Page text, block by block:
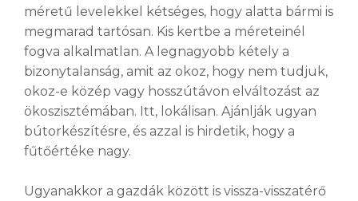
méretű levelekkel kétséges, hogy alatta bármi is
megmarad tartósan. Kis kertbe a méreteinél
fogva alkalmatlan. A legnagyobb kétely a
bizonytalanság, amit az okoz, hogy nem tudjuk,
okoz-e közép vagy hosszútávon elváltozást az
ökoszisztémában. Itt, lokálisan. Ajánlják ugyan
bútorkészítésre, és azzal is hirdetik, hogy a
fűtőértéke nagy.
Ugyanakkor a gazdák között is vissza-visszatérő